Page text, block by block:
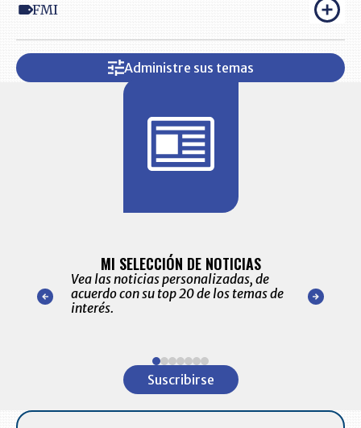
FMI
Administre sus temas
nuestro
para
MI SELECCIÓN DE NOTICIAS
Vea las noticias personalizadas, de
acuerdo con su top 20 de los temas de
interés.
de las
Suscribirse